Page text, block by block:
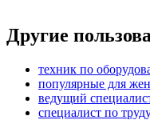
Другие
техник по
популярные для
ведущий
специалист по